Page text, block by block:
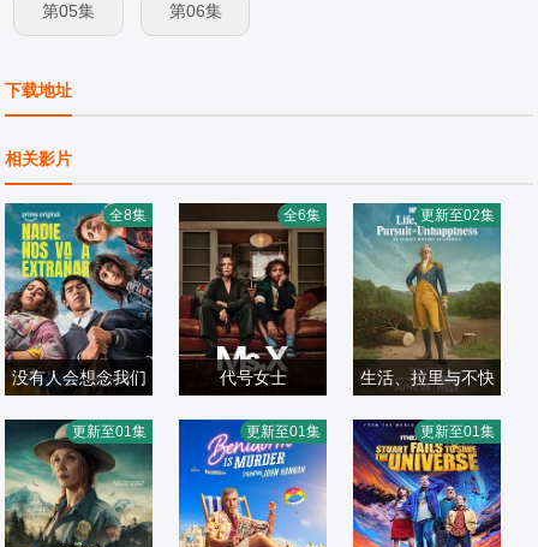
第05集 第06集
下载地址
相关影片
没有人会想念我们
欧美剧
2026/墨西哥
全8集
代号女士
娜·凯塞尔,迪恩·奥
欧美剧
2026/新西兰
全6集
生活、拉里与不快
国史
德尔,凯瑟琳·哈恩,
林-曼努尔·米兰达,
乔恩·哈姆,西恩·海
欧美剧
2026/美国
更新至02集
更新至01集 更新至01集 更新至01集